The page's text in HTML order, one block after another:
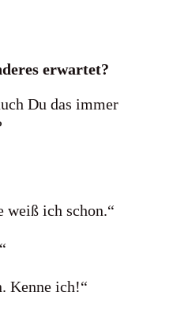
erwartet?
Du das immer
weiß ich schon.“
Kenne ich!“